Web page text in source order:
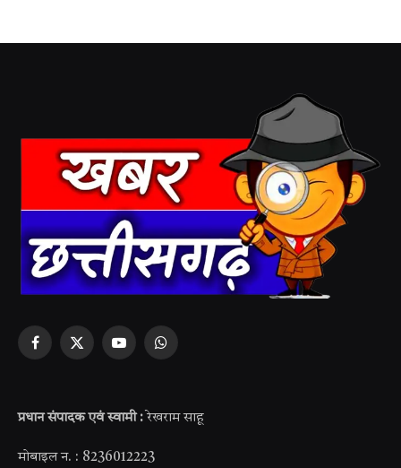
Facebook
X
YouTubeWhatsApp
प्रधान संपादक एवं स्वामी : रेखराम साहू
मोबाइल न. : 8236012223